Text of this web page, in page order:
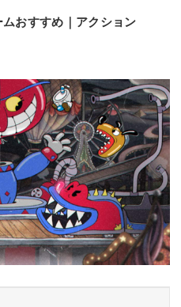
おすすめ｜アクション